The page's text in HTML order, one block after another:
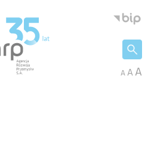
AAA